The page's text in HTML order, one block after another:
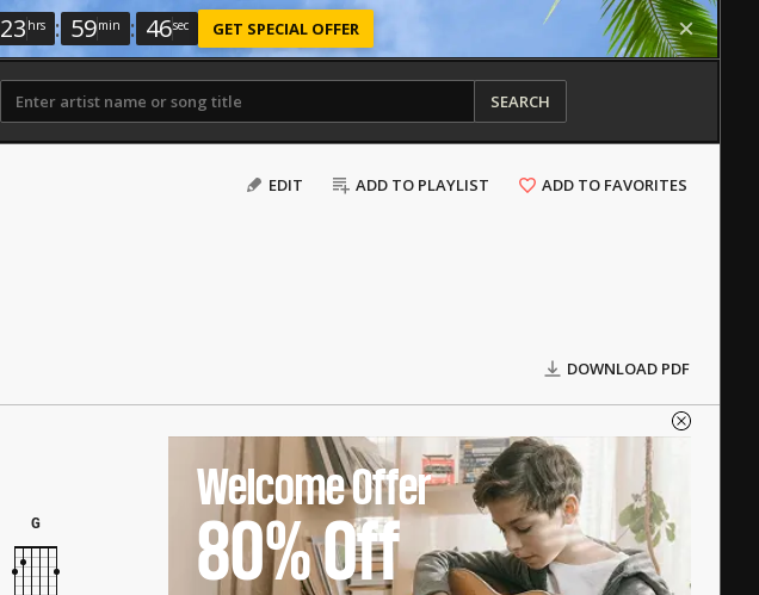
23 hrs : 59min : 46sec GET SPECIAL OFFER
SEARCH
EDIT ADD TO PLAYLIST ADD TO FAVORITES
DOWNLOAD PDF
G
Welcome Offer
80%Off